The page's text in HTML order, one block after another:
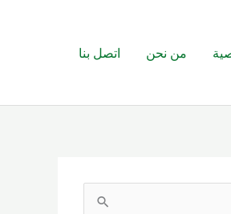
من نحن اتصل بنا